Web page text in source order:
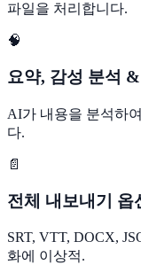
파일을 처리합니다.
🧠
요약, 감성 분석 &
AI가 내용을 분석하
다.
📄
전체 내보내기 옵
SRT, VTT, DOCX,
화에 이상적.